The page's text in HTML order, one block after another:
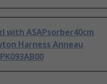
with ASAPsorber40cm
Harness Anneau